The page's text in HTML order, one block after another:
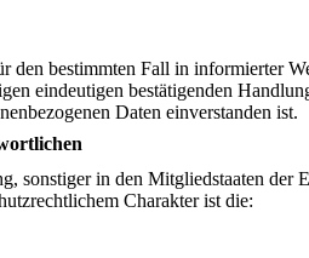
bestimmten Fall in informierter
eindeutigen bestätigenden
Daten einverstanden ist.
sonstiger in den Mitgliedstaaten der
Charakter ist die: